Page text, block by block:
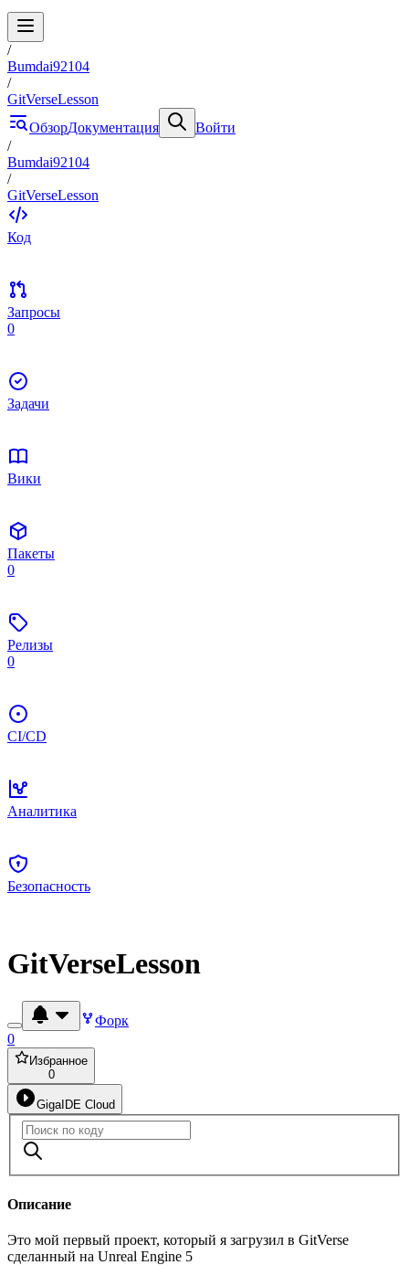
/
Bumdai92104
/
GitVerseLesson
ОбзорДокументация
Войти
/
Bumdai92104
/
GitVerseLesson
Код
Запросы
0
Задачи
Вики
Пакеты
0
Релизы
0
CI/CD
Аналитика
Безопасность
GitVerseLesson
Форк
0
Избранное
0
GigaIDE Cloud
Описание
Это мой первый проект, который я загрузил в GitVerse
сделанный на Unreal Engine 5